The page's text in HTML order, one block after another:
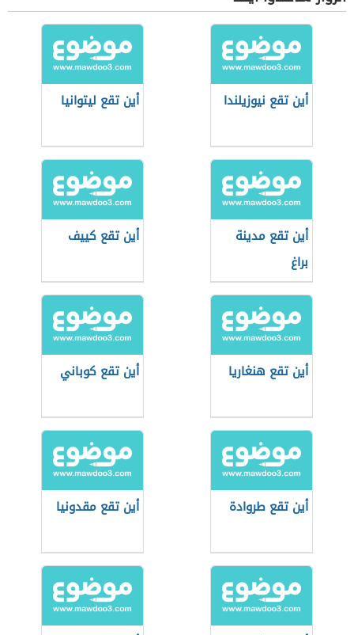
أين تقع نيوزيلندا أين تقع ليتوانيا
أين تقع مدينة
براغ
أين تقع كييف
أين تقع هنغاريا أين تقع كوباني
أين تقع طروادة أين تقع مقدونيا